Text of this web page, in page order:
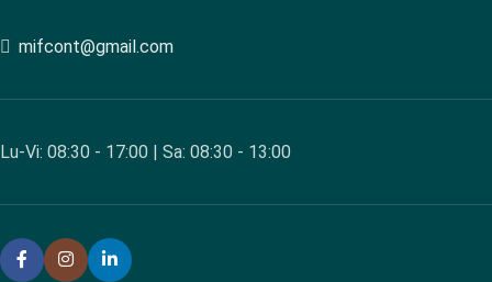
mifcont@gmail.com
Lu-Vi: 08:30 - 17:00 | Sa: 08:30 - 13:00